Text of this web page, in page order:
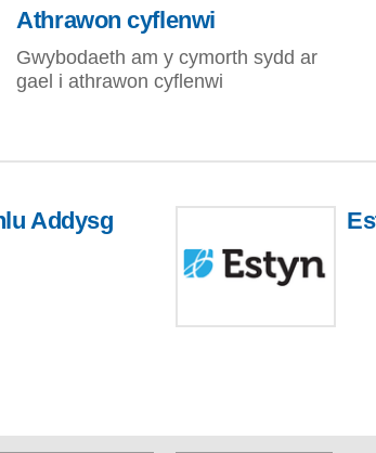
Athrawon cyflenwi
Gwybodaeth am y cymorth sydd ar
gael i athrawon cyflenwi
Addysg